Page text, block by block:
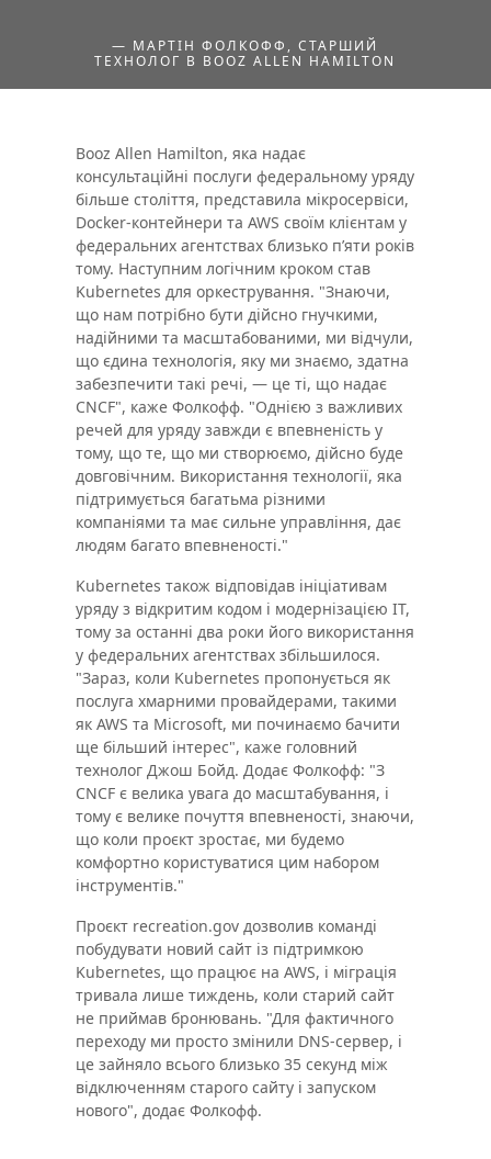
— МАРТІН ФОЛКОФФ, СТАРШИЙ
ТЕХНОЛОГ В BOOZ ALLEN HAMILTON
Booz Allen Hamilton, яка надає
консультаційні послуги федеральному уряду
більше століття, представила мікросервіси,
Docker-контейнери та AWS своїм клієнтам у
федеральних агентствах близько пʼяти років
тому. Наступним логічним кроком став
Kubernetes для оркестрування. "Знаючи,
що нам потрібно бути дійсно гнучкими,
надійними та масштабованими, ми відчули,
що єдина технологія, яку ми знаємо, здатна
забезпечити такі речі, — це ті, що надає
CNCF", каже Фолкофф. "Однією з важливих
речей для уряду завжди є впевненість у
тому, що те, що ми створюємо, дійсно буде
довговічним. Використання технології, яка
підтримується багатьма різними
компаніями та має сильне управління, дає
людям багато впевненості."
Kubernetes також відповідав ініціативам
уряду з відкритим кодом і модернізацією ІТ,
тому за останні два роки його використання
у федеральних агентствах збільшилося.
"Зараз, коли Kubernetes пропонується як
послуга хмарними провайдерами, такими
як AWS та Microsoft, ми починаємо бачити
ще більший інтерес", каже головний
технолог Джош Бойд. Додає Фолкофф: "З
CNCF є велика увага до масштабування, і
тому є велике почуття впевненості, знаючи,
що коли проєкт зростає, ми будемо
комфортно користуватися цим набором
інструментів."
Проєкт recreation.gov дозволив команді
побудувати новий сайт із підтримкою
Kubernetes, що працює на AWS, і міграція
тривала лише тиждень, коли старий сайт
не приймав бронювань. "Для фактичного
переходу ми просто змінили DNS-сервер, і
це зайняло всього близько 35 секунд між
відключенням старого сайту і запуском
нового", додає Фолкофф.